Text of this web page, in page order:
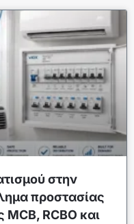
στην
προστασίας
RCBO και